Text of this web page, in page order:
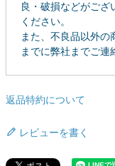
良・破損などがござ
ください。
また、不良品以外
までに弊社までご連
返品特約について
レビューを書く